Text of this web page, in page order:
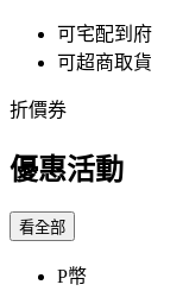
可宅配到府
可超商取貨
折價券
優惠活動
看全部
P幣